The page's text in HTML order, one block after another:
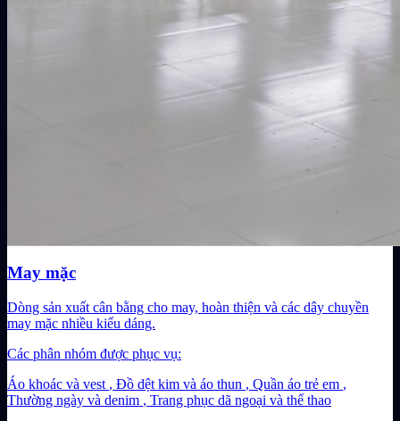
May mặc
Dòng sản xuất cân bằng cho may, hoàn thiện và các dây chuyền
may mặc nhiều kiểu dáng.
Các phân nhóm được phục vụ:
Áo khoác và vest , Đồ dệt kim và áo thun , Quần áo trẻ em ,
Thường ngày và denim , Trang phục dã ngoại và thể thao